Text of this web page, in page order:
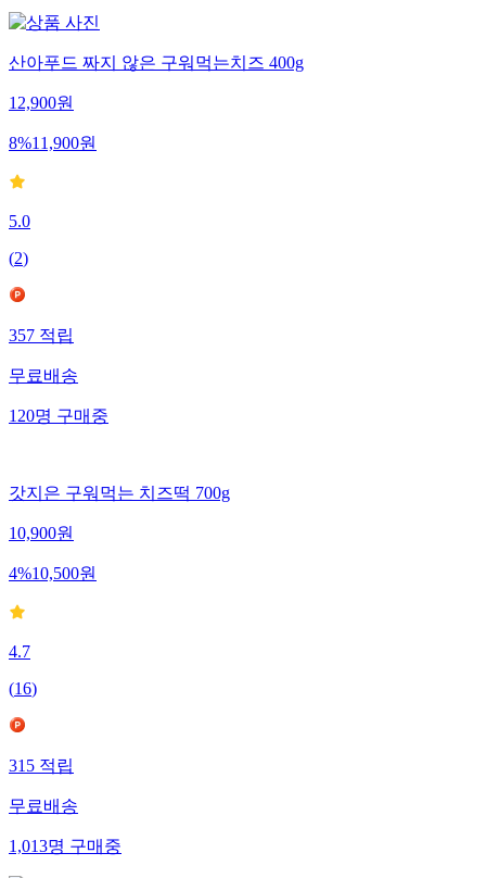
산아푸드 짜지 않은 구워먹는치즈 400g
12,900원
8%11,900원
5.0
(2)
357적립
무료배송
120명구매중
갓지은 구워먹는 치즈떡 700g
10,900원
4%10,500원
4.7
(16)
315적립
무료배송
1,013명구매중